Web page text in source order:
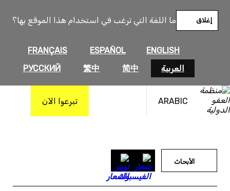
ما اللغة التي ترغب في استخدام هذا الموقع بها؟
ENGLISH
ESPAÑOL
FRANÇAIS
العربية
简中
繁中
РУССКИЙ
إغلاق
ARABIC تبرعوا الآن
المحتوى
الأبحاث